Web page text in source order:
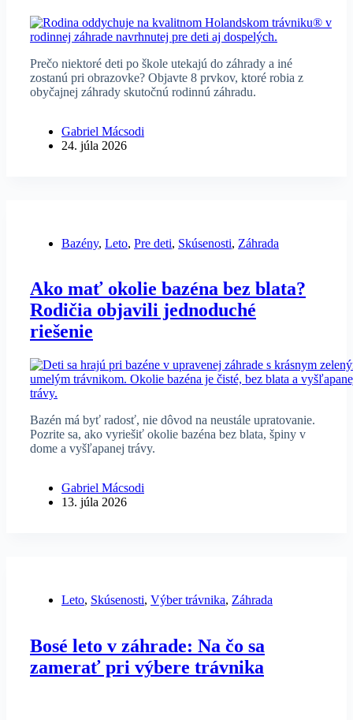
Prečo niektoré deti po škole utekajú do záhrady a iné
zostanú pri obrazovke? Objavte 8 prvkov, ktoré robia z
obyčajnej záhrady skutočnú rodinnú záhradu.
Gabriel Mácsodi
24. júla 2026
Bazény, Leto, Pre deti, Skúsenosti, Záhrada
Ako mať okolie bazéna bez blata?
Rodičia objavili jednoduché
riešenie
Bazén má byť radosť, nie dôvod na neustále upratovanie.
Pozrite sa, ako vyriešiť okolie bazéna bez blata, špiny v
dome a vyšľapanej trávy.
Gabriel Mácsodi
13. júla 2026
Leto, Skúsenosti, Výber trávnika, Záhrada
Bosé leto v záhrade: Na čo sa
zamerať pri výbere trávnika